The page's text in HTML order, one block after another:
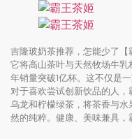
吉隆玻奶茶推荐，怎能少了【
它将高山茶叶与天然牧场牛乳
年销量突破1亿杯。这不仅是
对于喜欢尝试创新饮品的人
乌龙和柠檬绿茶，将茶香与
然的纯粹。健康、美味兼具，